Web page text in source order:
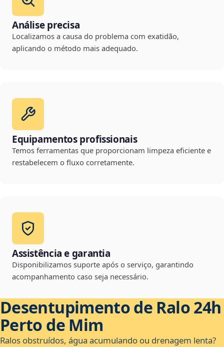
Análise precisa
Localizamos a causa do problema com exatidão,
aplicando o método mais adequado.
Equipamentos profissionais
Temos ferramentas que proporcionam limpeza eficiente e
restabelecem o fluxo corretamente.
Assistência e garantia
Disponibilizamos suporte após o serviço, garantindo
acompanhamento caso seja necessário.
Desentupimento de Ralo 24h
Perto de Mim
Ralos obstruídos, água acumulando ou drenagem lenta?